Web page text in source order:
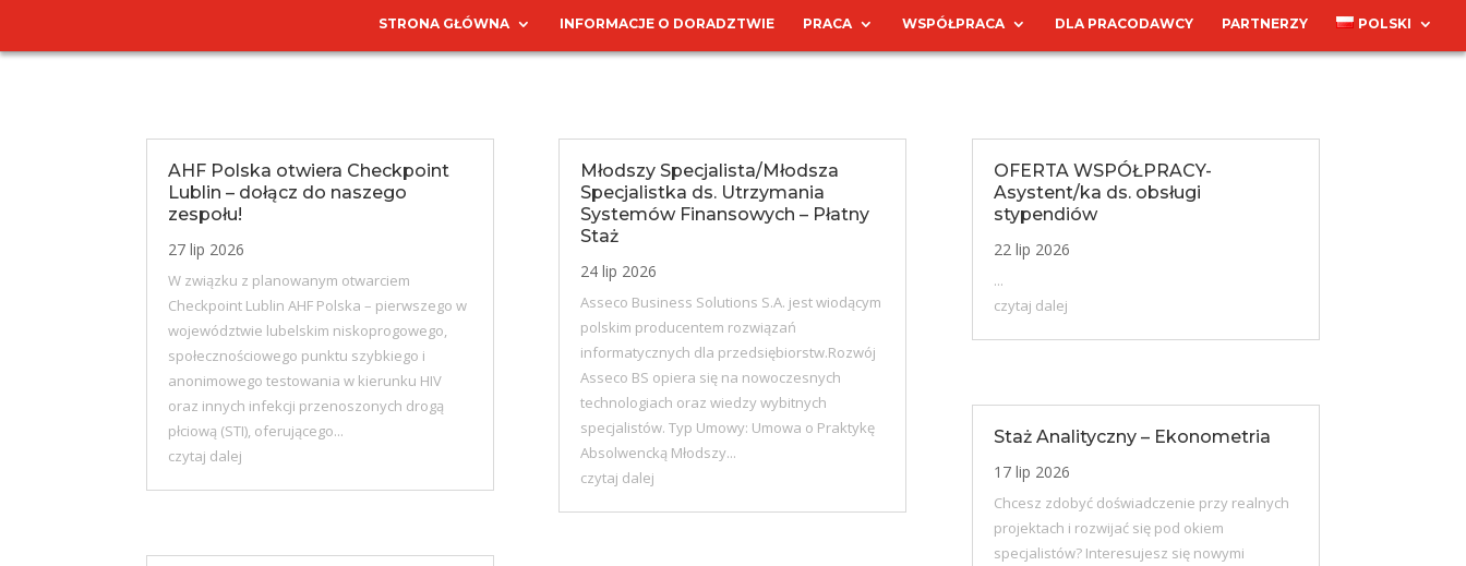
STRONA GŁÓWNA INFORMACJE O DORADZTWIE PRACA WSPÓŁPRACA DLA PRACODAWCY PARTNERZY POLSKI
AHF Polska otwiera Checkpoint
Lublin – dołącz do naszego
zespołu!
27 lip 2026
W związku z planowanym otwarciem
Checkpoint Lublin AHF Polska – pierwszego w
województwie lubelskim niskoprogowego,
społecznościowego punktu szybkiego i
anonimowego testowania w kierunku HIV
oraz innych infekcji przenoszonych drogą
płciową (STI), oferującego...
czytaj dalej
Młodszy Specjalista/Młodsza
Specjalistka ds. Utrzymania
Systemów Finansowych – Płatny
Staż
24 lip 2026
Asseco Business Solutions S.A. jest wiodącym
polskim producentem rozwiązań
informatycznych dla przedsiębiorstw.Rozwój
Asseco BS opiera się na nowoczesnych
technologiach oraz wiedzy wybitnych
specjalistów. Typ Umowy: Umowa o Praktykę
Absolwencką Młodszy...
czytaj dalej
OFERTA WSPÓŁPRACY-
Asystent/ka ds. obsługi
stypendiów
22 lip 2026
...
czytaj dalej
Staż Analityczny – Ekonometria
17 lip 2026
Chcesz zdobyć doświadczenie przy realnych
projektach i rozwijać się pod okiem
specjalistów? Interesujesz się nowymi